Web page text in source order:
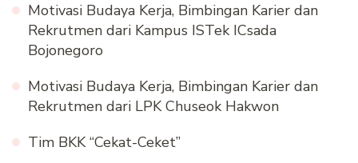
Motivasi Budaya Kerja, Bimbingan Karier dan
Rekrutmen dari Kampus ISTek ICsada
Bojonegoro
Motivasi Budaya Kerja, Bimbingan Karier dan
Rekrutmen dari LPK Chuseok Hakwon
Tim BKK “Cekat-Ceket”